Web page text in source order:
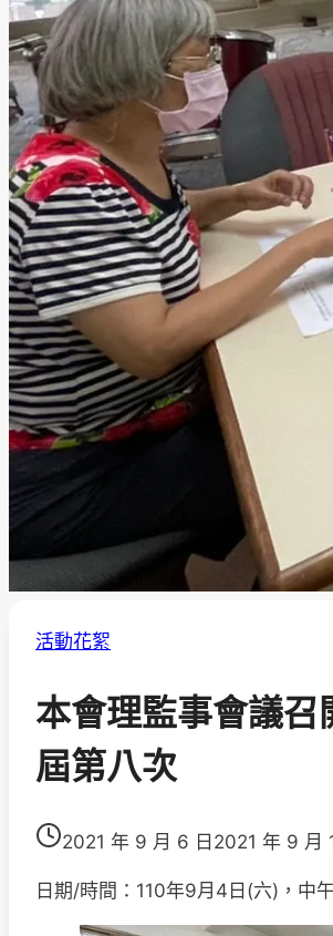
活動花絮
本會理監事會議召
屆第八次
2021 年 9 月 6 日 2021 年 9 月
日期/時間：110年9月4日(六)，中